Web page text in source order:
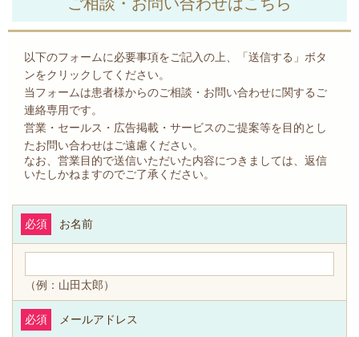
以下のフォームに必要事項をご記入の上、「送信する」ボタ
ンをクリックしてください。
当フォームは患者様からのご相談・お問い合わせに関するご
連絡専用です。
営業・セールス・広告掲載・サービスのご提案等を目的とし
たお問い合わせはご遠慮ください。
なお、営業目的で送信いただいた内容につきましては、返信
いたしかねますのでご了承ください。
お名前
必須
（例：山田太郎）
メールアドレス
必須